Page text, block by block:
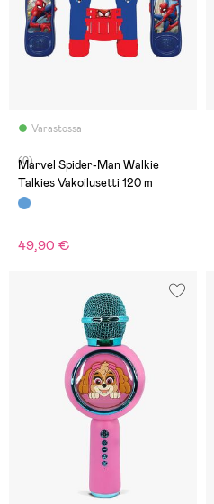
Varastossa
(0)
Marvel Spider-Man Walkie
Talkies Vakoilusetti 120 m
49,90 €